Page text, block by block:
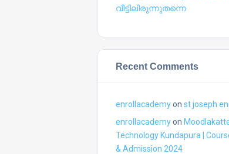
വീട്ടിലിരുന്നുതന്നെ
Recent Comments
enrollacademyon st joseph
enrollacademyon
Technology Kundapura |
& Admission 2024